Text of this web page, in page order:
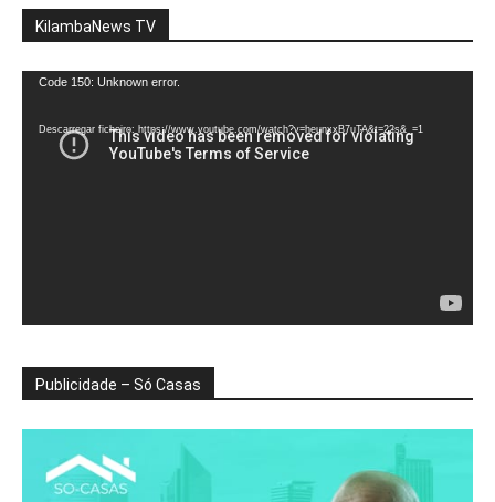
KilambaNews TV
Reprodutor
vídeo
Code 150: Unknown error.
Descarregar ficheiro: https://www.youtube.com/watch?v=heunxxB7uTA&t=22s&_=1
Publicidade – Só Casas